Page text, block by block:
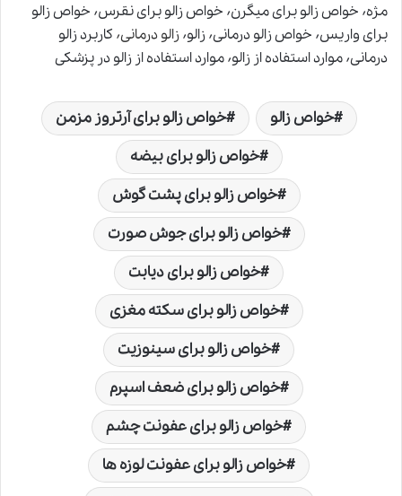
مژه٬ خواص زالو برای میگرن٬ خواص زالو برای نقرس٬ خواص زالو
برای واریس٬ خواص زالو درمانی٬ زالو٬
زالو درمانی٬ کاربرد زالو
درمانی٬ موارد استفاده از زالو٬ موارد استفاده از زالو در پزشکی
خواص زالو
خواص زالو برای آرتروز مزمن
خواص زالو برای بیضه
خواص زالو برای پشت گوش
خواص زالو برای جوش صورت
خواص زالو برای دیابت
خواص زالو برای سکته مغزی
خواص زالو برای سینوزیت
خواص زالو برای ضعف اسپرم
خواص زالو برای عفونت چشم
خواص زالو برای عفونت لوزه ها